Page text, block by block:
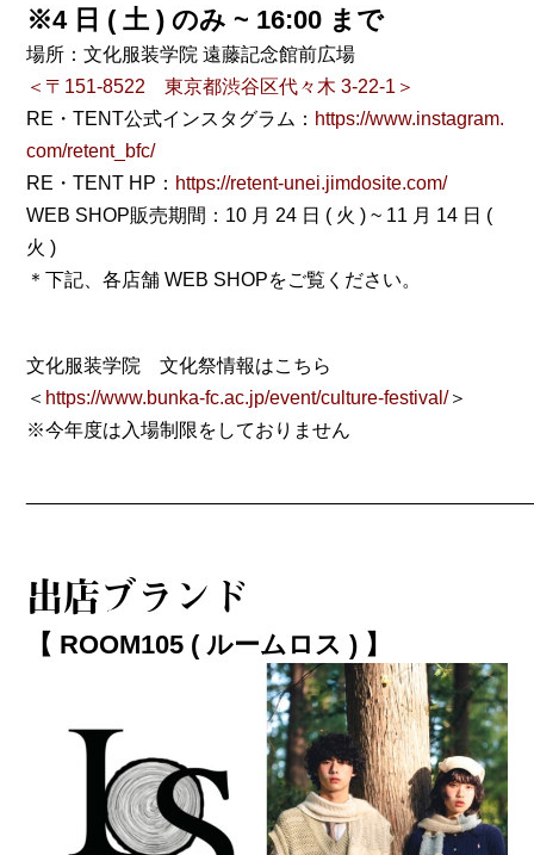
※4 日 ( 土 ) のみ ~ 16:00 まで
場所：文化服装学院 遠藤記念館前広場
＜〒151-8522 東京都渋谷区代々木 3-22-1＞
RE・TENT公式インスタグラム： https://www.instagram.
com/retent_bfc/
RE・TENT HP： https://retent-unei.jimdosite.com/
WEB SHOP販売期間：10 月 24 日 ( 火 ) ~ 11 月 14 日 (
火 )
＊下記、各店舗 WEB SHOPをご覧ください。
文化服装学院 文化祭情報はこちら
＜ https://www.bunka-fc.ac.jp/event/culture-festival/＞
※今年度は入場制限をしておりません
出店ブランド
【 ROOM105 ( ルームロス ) 】